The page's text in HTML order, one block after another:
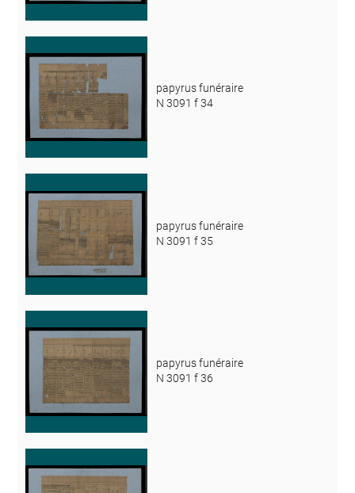
papyrus funéraire
N 3091 f 34
papyrus funéraire
N 3091 f 35
papyrus funéraire
N 3091 f 36